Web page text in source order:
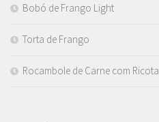
Bobó de Frango Light
Torta de Frango
Rocambole de Carne com Ricota